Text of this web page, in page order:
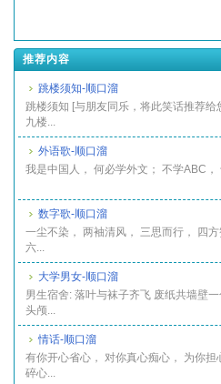
推荐内容
跳楼须知-顺口溜
跳楼须知 [与朋友同乐，将此笑话推荐给
九楼...
外语歌-顺口溜
我是中国人， 何必学外文； 不学ABC，
数字歌-顺口溜
一尘不染， 两袖清风， 三思而行， 四方
六...
大学男女-顺口溜
男生宿舍: 落叶与袜子齐飞 废纸共墙壁
头颅...
情话-顺口溜
有你开心省心， 对你真心痴心， 为你担
碎心...